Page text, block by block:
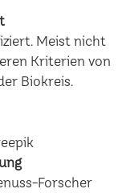
Meist nicht
Kriterien von
Biokreis.
Forscher